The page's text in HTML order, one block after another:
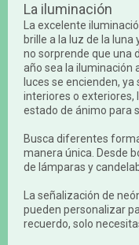
La iluminación
La excelente
brille a la luz de la
no sorprende que una
año sea la iluminación
luces se encienden,
interiores o exteriores,
estado de ánimo para
Busca diferentes
manera única. Desde
de lámparas y
La señalización de
pueden personalizar
recuerdo, solo